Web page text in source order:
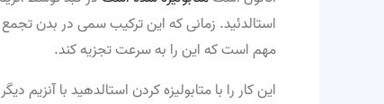
استالدئید. زمانی که این ترکیب سمی در بدن
مهم است که این را به سرعت تجزیه کند.
این کار را با متابولیزه کردن استالدهید با